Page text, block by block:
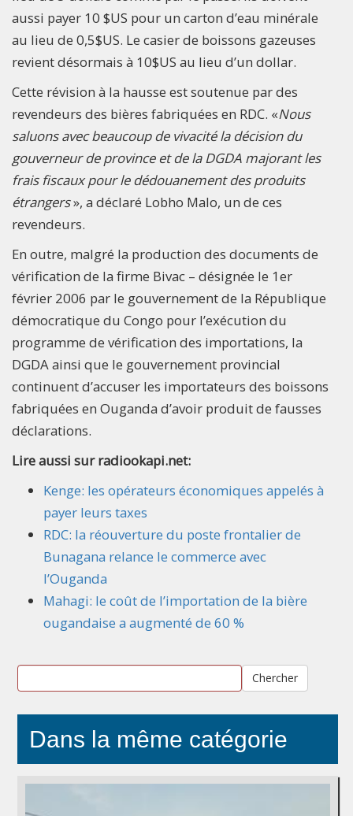
aussi payer 10 $US pour un carton d’eau minérale
au lieu de 0,5$US. Le casier de boissons gazeuses
revient désormais à 10$US au lieu d’un dollar.
Cette révision à la hausse est soutenue par des
revendeurs des bières fabriquées en RDC. «Nous
saluons avec beaucoup de vivacité la décision du
gouverneur de province et de la DGDA majorant les
frais fiscaux pour le dédouanement des produits
étrangers», a déclaré Lobho Malo, un de ces
revendeurs.
En outre, malgré la production des documents de
vérification de la firme Bivac – désignée le 1er
février 2006 par le gouvernement de la République
démocratique du Congo pour l’exécution du
programme de vérification des importations, la
DGDA ainsi que le gouvernement provincial
continuent d’accuser les importateurs des boissons
fabriquées en Ouganda d’avoir produit de fausses
déclarations.
Lire aussi sur radiookapi.net:
Kenge: les opérateurs économiques appelés à
payer leurs taxes
RDC: la réouverture du poste frontalier de
Bunagana relance le commerce avec
l’Ouganda
Mahagi: le coût de l’importation de la bière
ougandaise a augmenté de 60 %
Chercher
Dans la même catégorie